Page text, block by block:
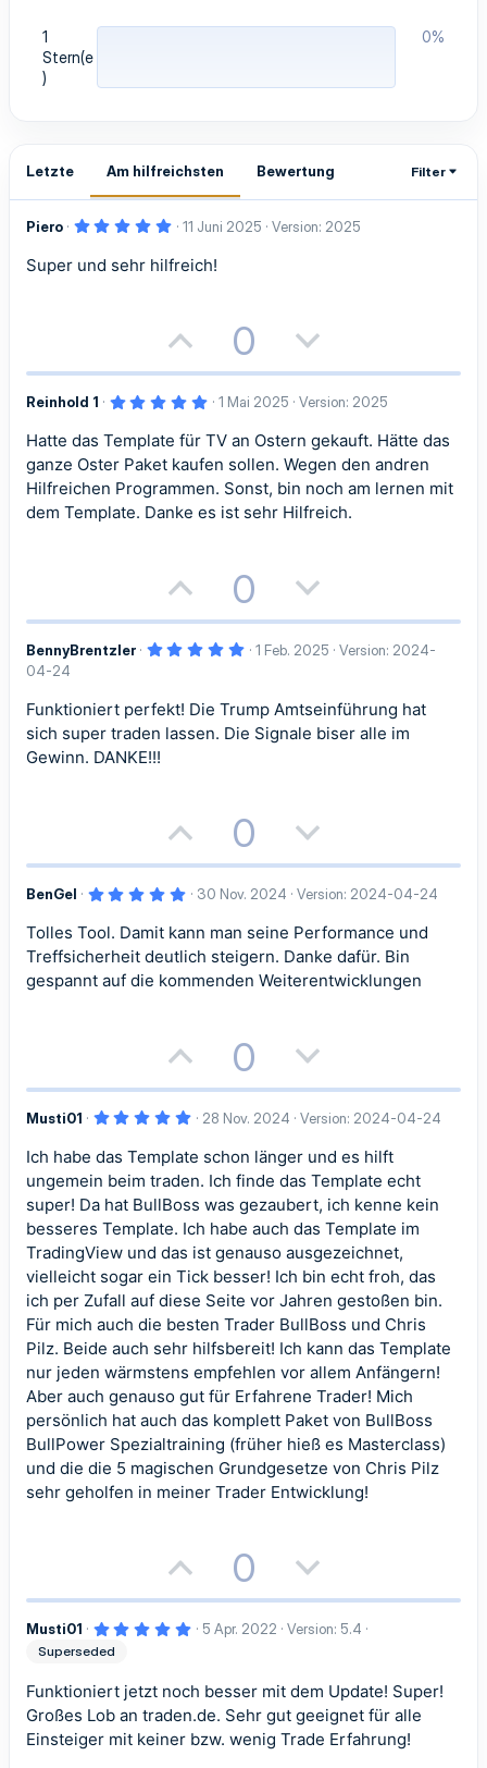
1
Stern(e
)
0%
Letzte Am hilfreichsten Bewertung Filter
Piero
5
0
n
(
)
11 Juni 2025 Version: 2025
Super und sehr hilfreich!
o
s
i
t
i
e
S
t
i
0
e
g
a
t
i
e
S
t
i
Reinhold 1
5
0
S
t
e
r
n
1 Mai 2025 Version: 2025
Hatte das Template für TV an Ostern gekauft. Hätte das
ganze Oster Paket kaufen sollen. Wegen den andren
Hilfreichen Programmen. Sonst, bin noch am lernen mit
dem Template. Danke es ist sehr Hilfreich.
o
s
i
t
e
S
t
i
m
e
0
e
g
a
t
e
S
t
i
e
BennyBrentzler
5
S
t
e
1 Feb. 2025
Version: 2024-
04-24
Funktioniert perfekt! Die Trump Amtseinführung hat
sich super traden lassen. Die Signale biser alle im
Gewinn. DANKE!!!
o
s
i
t
e
S
t
i
m
m
e
0
e
g
a
t
e
S
t
i
m
m
e
BenGel
5
0
S
t
e
r
30 Nov. 2024 Version: 2024-04-24
Tolles Tool. Damit kann man seine Performance und
Treffsicherheit deutlich steigern. Danke dafür. Bin
gespannt auf die kommenden Weiterentwicklungen
o
s
i
t
i
v
e
S
t
i
m
0
e
g
a
t
i
v
e
S
t
i
m
Musti01
5
0
S
t
e
r
n
(
e
)
28 Nov. 2024 Version: 2024-04-24
Ich habe das Template schon länger und es hilft
ungemein beim traden. Ich finde das Template echt
super! Da hat BullBoss was gezaubert, ich kenne kein
besseres Template. Ich habe auch das Template im
TradingView und das ist genauso ausgezeichnet,
vielleicht sogar ein Tick besser! Ich bin echt froh, das
ich per Zufall auf diese Seite vor Jahren gestoßen bin.
Für mich auch die besten Trader BullBoss und Chris
Pilz. Beide auch sehr hilfsbereit! Ich kann das Template
nur jeden wärmstens empfehlen vor allem Anfängern!
Aber auch genauso gut für Erfahrene Trader! Mich
persönlich hat auch das komplett Paket von BullBoss
BullPower Spezialtraining (früher hieß es Masterclass)
und die die 5 magischen Grundgesetze von Chris Pilz
sehr geholfen in meiner Trader Entwicklung!
o
s
i
t
0
e
g
a
t
Musti01
5
S
t
e
r
n
5 Apr. 2022 Version: 5.4
Superseded
Funktioniert jetzt noch besser mit dem Update! Super!
Großes Lob an traden.de. Sehr gut geeignet für alle
Einsteiger mit keiner bzw. wenig Trade Erfahrung!